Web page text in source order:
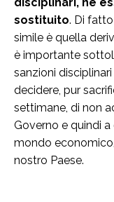
sostituito. Di
simile è quella
è importante
sanzioni
decidere, pur
settimane, di non
Governo e quindi
mondo
nostro Paese.